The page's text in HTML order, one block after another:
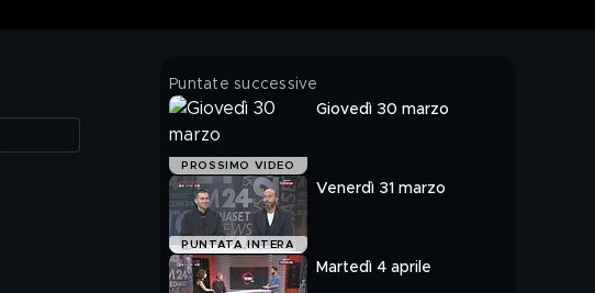
Puntate successive
PROSSIMO VIDEO
Giovedì 30 marzo
PUNTATA INTERA
Venerdì 31 marzo
Martedì 4 aprile